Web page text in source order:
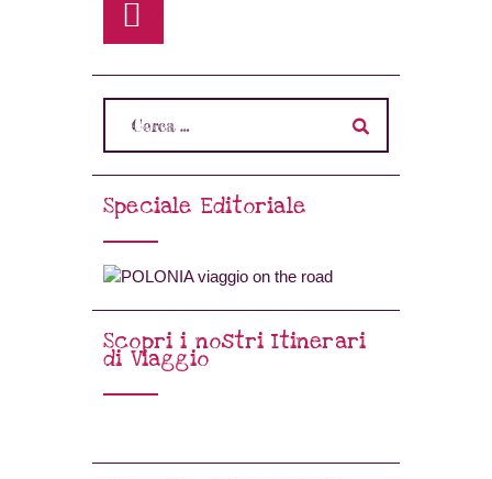
Speciale Editoriale
Scopri i nostri Itinerari
di Viaggio